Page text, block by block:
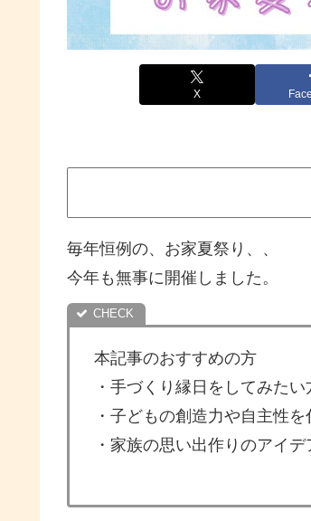
X
毎年恒例の、お家夏祭り、、
今年も無事に開催しました。
本記事のおすすめの方
・手づくり縁日をしてみたい
・子どもの創造力や自主性
・家族の思い出作りのアイ